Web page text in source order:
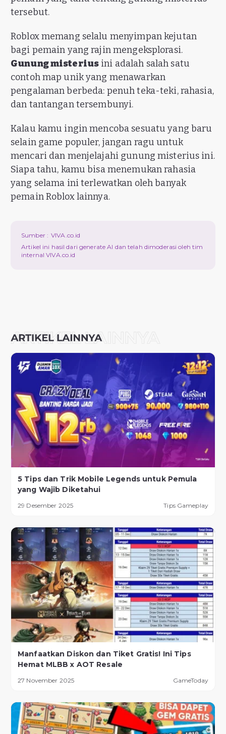
tersebut.
Roblox memang selalu menyimpan kejutan
bagi pemain yang rajin mengeksplorasi.
Gunung misterius ini adalah salah satu
contoh map unik yang menawarkan
pengalaman berbeda: penuh teka-teki, rahasia,
dan tantangan tersembunyi.
Kalau kamu ingin mencoba sesuatu yang baru
selain game populer, jangan ragu untuk
mencari dan menjelajahi gunung misterius ini.
Siapa tahu, kamu bisa menemukan rahasia
yang selama ini terlewatkan oleh banyak
pemain Roblox lainnya.
Sumber : VIVA.co.id
Artikel ini hasil dari generate AI dan telah dimoderasi oleh tim
internal VIVA.co.id
5 Tips dan Trik Mobile Legends untuk Pemula
yang Wajib Diketahui
29 Desember 2025 Tips Gameplay
Manfaatkan Diskon dan Tiket Gratis! Ini Tips
Hemat MLBB x AOT Resale
27 November 2025 GameToday